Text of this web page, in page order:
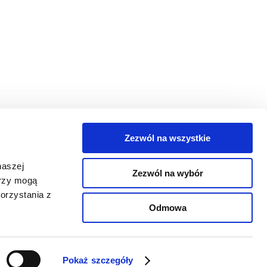
mogą
z
Pokaż szczegóły
Zezwól na wszystkie
Zezwól na wybór
Odmowa
się